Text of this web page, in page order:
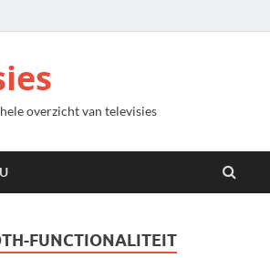
overzicht van televisies
FUNCTIONALITEIT